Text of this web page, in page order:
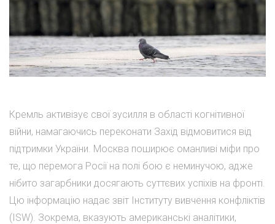
Кремль активізує свої зусилля в області когнітивної
війни, намагаючись переконати Захід відмовитися від
підтримки України. Москва поширює оманливі міфи про
те, що перемога Росії на полі бою є неминучою, адже
нібито загарбники досягають суттєвих успіхів на фронті.
Цю інформацію надає звіт Інституту вивчення конфліктів
(ISW). Зокрема, вказують американські аналітики,